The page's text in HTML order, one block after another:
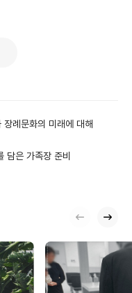
례문화의 미래에 대해
담은 가족장 준비